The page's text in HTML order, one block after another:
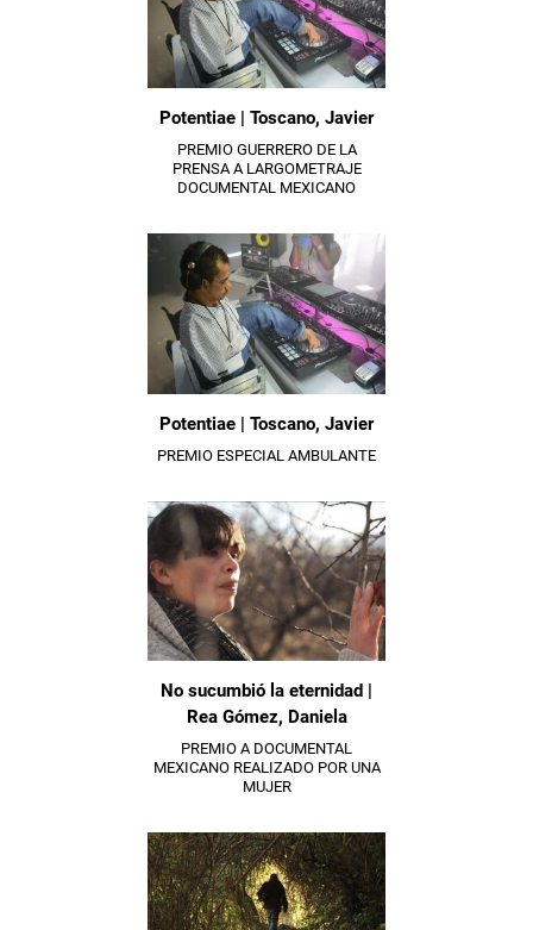
Potentiae | Toscano, Javier
PREMIO GUERRERO DE LA
PRENSA A LARGOMETRAJE
DOCUMENTAL MEXICANO
Potentiae | Toscano, Javier
PREMIO ESPECIAL AMBULANTE
No sucumbió la eternidad |
Rea Gómez, Daniela
PREMIO A DOCUMENTAL
MEXICANO REALIZADO POR UNA
MUJER